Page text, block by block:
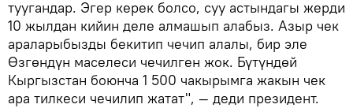
туугандар. Эгер керек болсо, суу астындагы жерди
10 жылдан кийин деле алмашып алабыз. Азыр чек
араларыбызды бекитип чечип алалы, бир эле
Өзгөндүн маселеси чечилген жок. Бүтүндөй
Кыргызстан боюнча 1 500 чакырымга жакын чек
ара тилкеси чечилип жатат", — деди президент.